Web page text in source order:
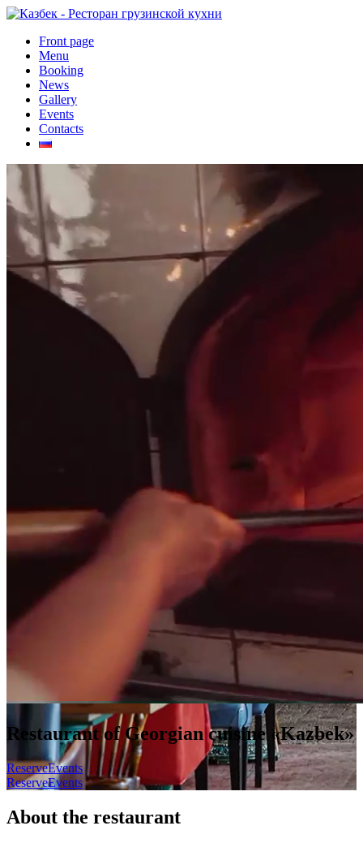
Front page
Menu
Booking
News
Gallery
Events
Contacts
Restaurant of Georgian cuisine «Kazbek»
ReserveEvents
ReserveEvents
About the restaurant